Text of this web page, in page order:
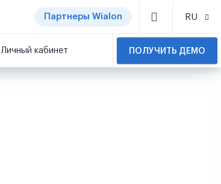
Партнеры Wialon RU
Личный кабинет ПОЛУЧИТЬ ДЕМО